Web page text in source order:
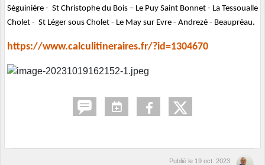
Séguiniére - St Christophe du Bois – Le Puy Saint Bonnet - La Tessoualle
Cholet - St Léger sous Cholet - Le May sur Evre - Andrezé - Beaupréau.
https://www.calculitineraires.fr/?id=1304670
Publié le 19 oct. 2023